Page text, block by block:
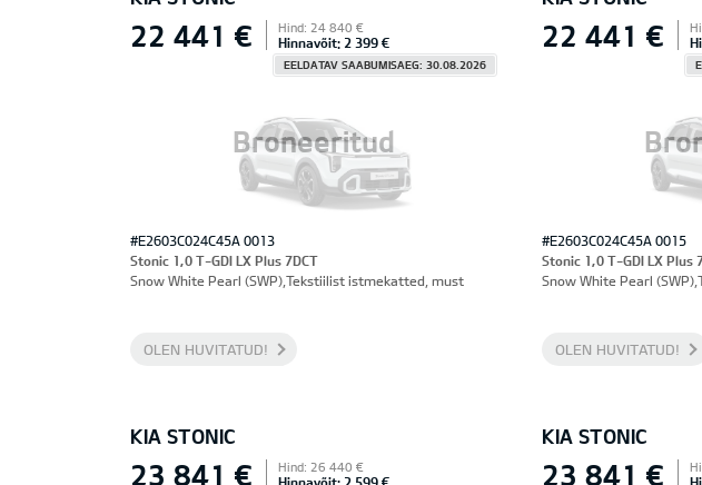
Broneeritud
22 441 € Hind: 24 840 €
Hinnavõit: 2 399 €
EELDATAV SAABUMISAEG: 30.08.2026
#E2603C024C45A 0013
Stonic 1,0 T-GDI LX Plus 7DCT
Snow White Pearl (SWP),Tekstiilist istmekatted, must
OLEN HUVITATUD!
22 441 €
#E2603C024C45A 0015
Stonic 1,0 T-GDI LX Plus
Snow White Pearl
OLEN HUVITATUD!
KIA STONIC
23 841 € Hind: 26 440 €
Hinnavõit: 2 599 €
KIA STONIC
23 841 €